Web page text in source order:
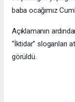
baba ocağımız
Açıklamanın
“İktidar” sloganları
görüldü.